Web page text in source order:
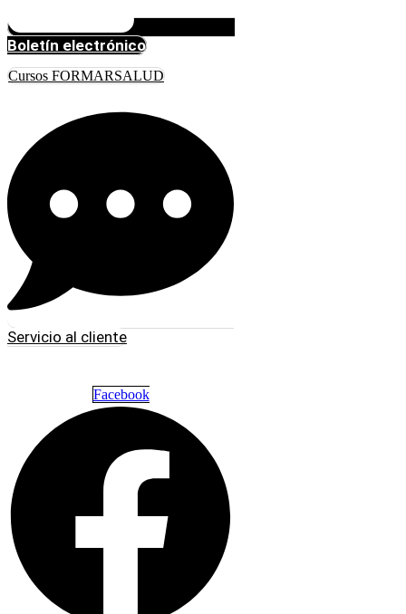
Boletín electrónico
Cursos FORMARSALUD
Servicio al cliente
Facebook